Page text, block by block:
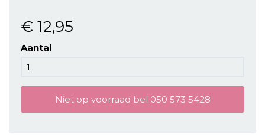
€ 12,95
Aantal
Niet op voorraad bel 050 573 5428